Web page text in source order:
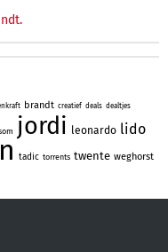
brandt creatief deals dealtjes
jordi leonardo lido
tadic torrents twente weghorst